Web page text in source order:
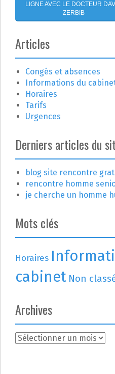
t
i
c
l
e
LIGNE AVEC LE DOCTEUR
ZERBIB
Articles
Congés et absences
Informations du
Horaires
Tarifs
Urgences
Derniers articles du
blog site rencontre
rencontre homme
je cherche un homme
Mots clés
Horaires
cabinet Non
Archives
A